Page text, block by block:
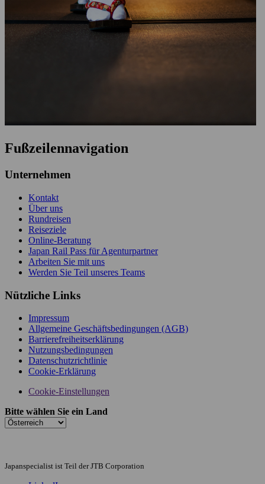
Fußzeilennavigation
Unternehmen
Kontakt
Über uns
Rundreisen
Reiseziele
Online-Beratung
Japan Rail Pass für Agenturpartner
Arbeiten Sie mit uns
Werden Sie Teil unseres Teams
Nützliche Links
Impressum
Allgemeine Geschäftsbedingungen (AGB)
Barrierefreiheitserklärung
Nutzungsbedingungen
Datenschutzrichtlinie
Cookie-Erklärung
Cookie-Einstellungen
Bitte wählen Sie ein Land
Japanspecialist ist Teil der JTB Corporation